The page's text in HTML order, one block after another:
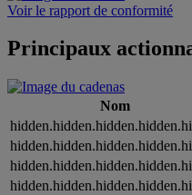
Voir le rapport de conformité
Principaux
Nom